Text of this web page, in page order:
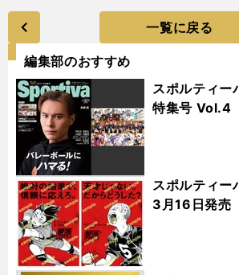
一覧に戻る
編集部のおすすめ
スポルティ
特集号
スポルティ
3月16日発売